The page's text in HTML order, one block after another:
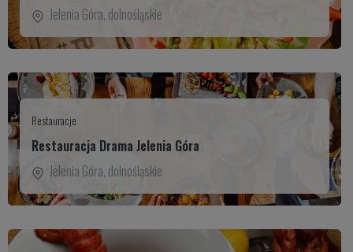
Jelenia Góra, dolnośląskie
Restauracje
Restauracja Drama Jelenia Góra
Jelenia Góra, dolnośląskie